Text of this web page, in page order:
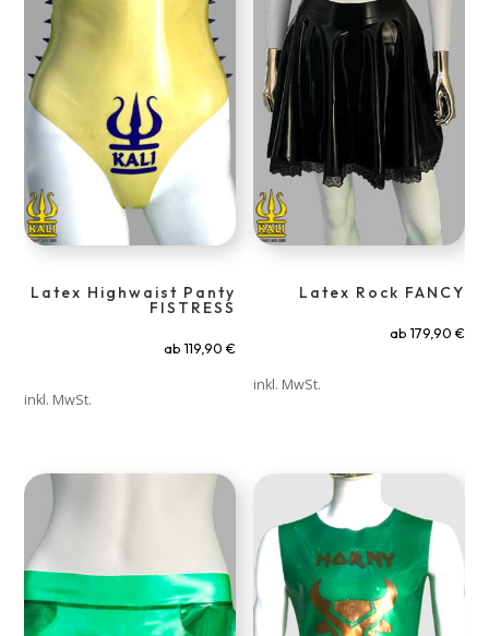
Latex Highwaist Panty
FISTRESS
ab 119,90 €
inkl. MwSt.
Latex Rock FANCY
ab 179,90 €
inkl. MwSt.